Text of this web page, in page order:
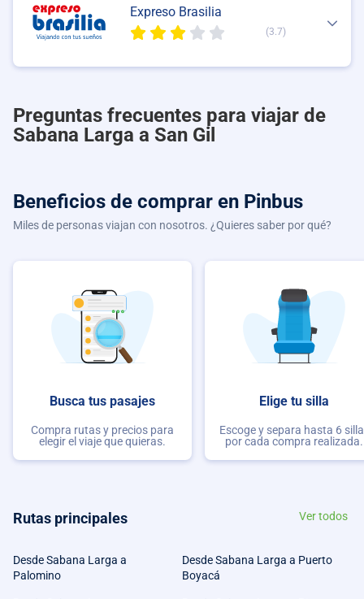
Expreso Brasilia
(3.7)
Preguntas frecuentes para viajar de
Sabana Larga a San Gil
Beneficios de comprar en Pinbus
Miles de personas viajan con nosotros. ¿Quieres saber por qué?
Busca tus pasajes
Compra rutas y precios para
elegir el viaje que quieras.
Elige tu silla
Escoge y separa hasta 6
por cada compra realizada.
Rutas principales Ver todos
Desde Sabana Larga a
Palomino
Desde Sabana Larga a Puerto
Boyacá